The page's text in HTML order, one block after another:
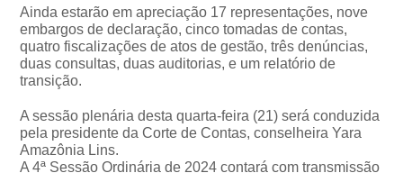
Ainda estarão em apreciação 17 representações, nove
embargos de declaração, cinco tomadas de contas,
quatro fiscalizações de atos de gestão, três denúncias,
duas consultas, duas auditorias, e um relatório de
transição.
A sessão plenária desta quarta-feira (21) será conduzida
pela presidente da Corte de Contas, conselheira Yara
Amazônia Lins.
A 4ª Sessão Ordinária de 2024 contará com transmissão